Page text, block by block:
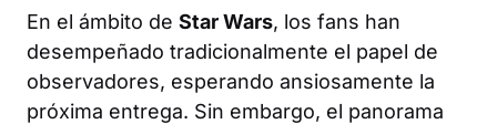
En el ámbito de Star Wars, los fans han
desempeñado tradicionalmente el papel de
observadores, esperando ansiosamente la
próxima entrega. Sin embargo, el panorama